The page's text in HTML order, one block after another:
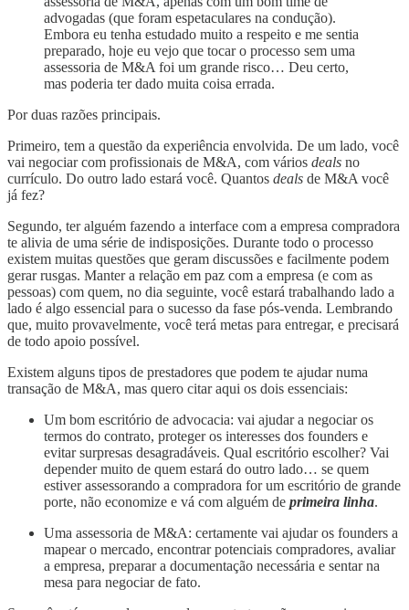
advogadas (que foram espetaculares na condução).
Embora eu tenha estudado muito a respeito e me sentia
preparado, hoje eu vejo que tocar o processo sem uma
assessoria de M&A foi um grande risco… Deu certo,
mas poderia ter dado muita coisa errada.
Por duas razões principais.
Primeiro, tem a questão da experiência envolvida. De um lado, você
vai negociar com profissionais de M&A, com vários deals no
currículo. Do outro lado estará você. Quantos deals de M&A você
já fez?
Segundo, ter alguém fazendo a interface com a empresa compradora
te alivia de uma série de indisposições. Durante todo o processo
existem muitas questões que geram discussões e facilmente podem
gerar rusgas. Manter a relação em paz com a empresa (e com as
pessoas) com quem, no dia seguinte, você estará trabalhando lado a
lado é algo essencial para o sucesso da fase pós-venda. Lembrando
que, muito provavelmente, você terá metas para entregar, e precisará
de todo apoio possível.
Existem alguns tipos de prestadores que podem te ajudar numa
transação de M&A, mas quero citar aqui os dois essenciais:
Um bom escritório de advocacia: vai ajudar a negociar os
termos do contrato, proteger os interesses dos founders e
evitar surpresas desagradáveis. Qual escritório escolher? Vai
depender muito de quem estará do outro lado… se quem
estiver assessorando a compradora for um escritório de grande
porte, não economize e vá com alguém de primeira linha.
Uma assessoria de M&A: certamente vai ajudar os founders a
mapear o mercado, encontrar potenciais compradores, avaliar
a empresa, preparar a documentação necessária e sentar na
mesa para negociar de fato.